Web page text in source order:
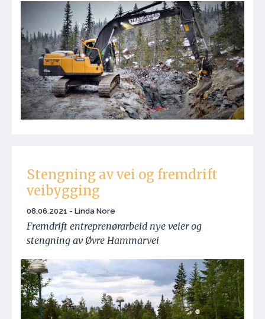
Stengning av vei og fremdrift
veibygging
08.06.2021 - Linda Nore
Fremdrift entreprenørarbeid nye veier og
stengning av Øvre Hammarvei